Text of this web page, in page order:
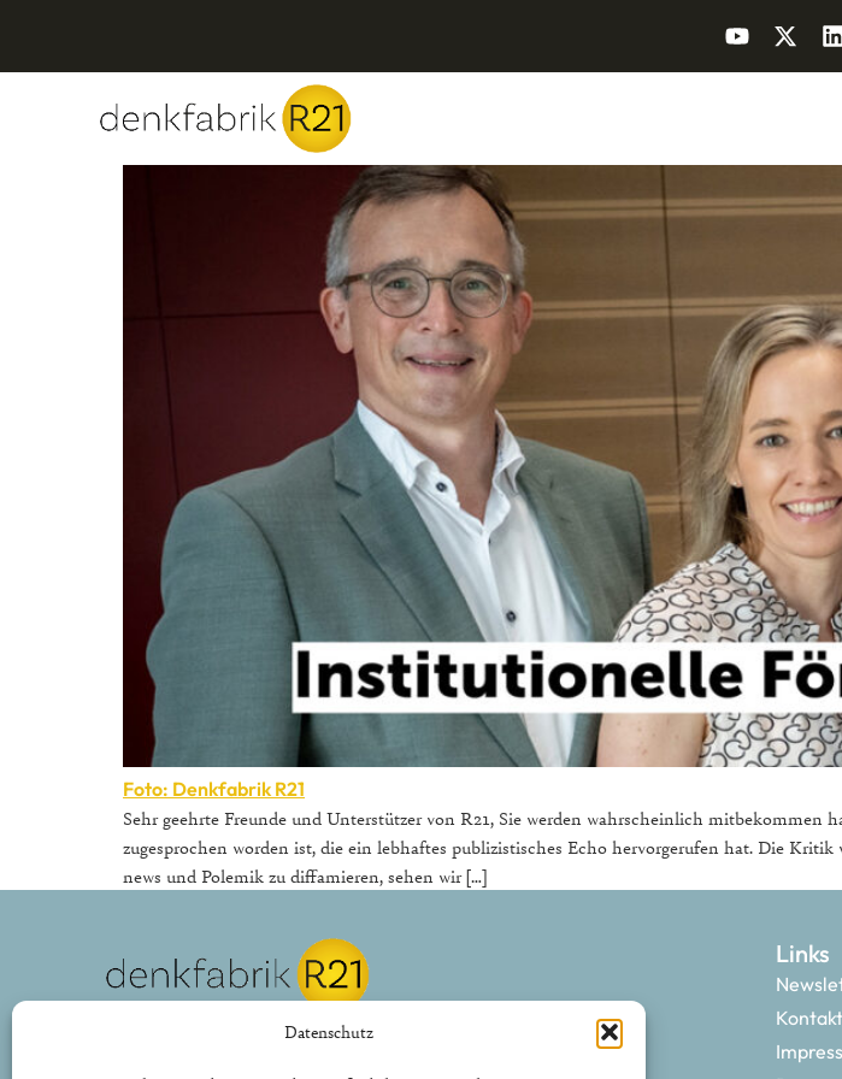
Datenschutz
Foto: Denkfabrik R21
Sehr geehrte Freunde und Unterstützer von R21, Sie werden wahrscheinlich mitbekommen
zugesprochen worden ist, die ein lebhaftes publizistisches Echo hervorgerufen hat. Die
news und Polemik zu diffamieren, sehen wir […]
Links
Kontakt